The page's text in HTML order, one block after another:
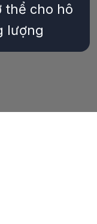
thể cho hô
lượng